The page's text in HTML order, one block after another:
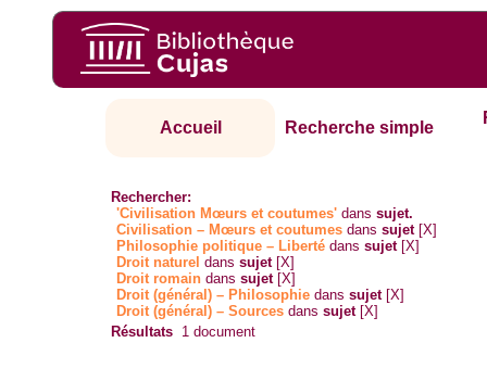
Accueil Recherche simple
Rechercher:
'Civilisation Mœurs et coutumes' danssujet.
Civilisation – Mœurs et coutumes danssujet [X]
Philosophie politique – Liberté danssujet [X]
Droit naturel danssujet [X]
Droit romain danssujet [X]
Droit (général) – Philosophie danssujet [X]
Droit (général) – Sources danssujet [X]
Résultats 1 document